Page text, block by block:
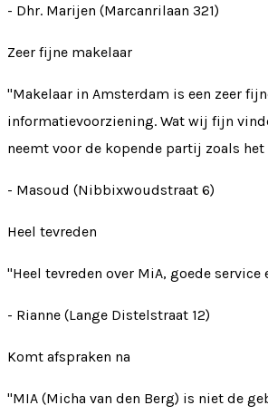
- Dhr. Marijen (Marcanrilaan 321)
Zeer fijne makelaar
"Makelaar in Amsterdam is een zeer
informatievoorziening. Wat wij fijn
neemt voor de kopende partij zoals
- Masoud (Nibbixwoudstraat 6)
Heel tevreden
"Heel tevreden over MiA, goede
- Rianne (Lange Distelstraat 12)
Komt afspraken na
"MIA (Micha van den Berg) is niet de